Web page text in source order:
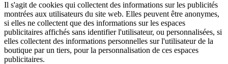
Il s'agit de cookies qui collectent des informations sur les publicités
montrées aux utilisateurs du site web. Elles peuvent être anonymes,
si elles ne collectent que des informations sur les espaces
publicitaires affichés sans identifier l'utilisateur, ou personnalisées, si
elles collectent des informations personnelles sur l'utilisateur de la
boutique par un tiers, pour la personnalisation de ces espaces
publicitaires.